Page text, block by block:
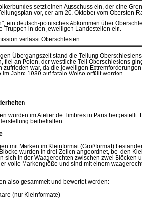
setzt einen Ausschuss ein, der eine
vor, der am 20. Oktober vom Obersten
ein deutsch-polnisches Abkommen über
Truppen in den jeweiligen Landesteilen ein.
verlässt Oberschlesien.
Übergangszeit stand die Teilung
fiel an Polen, der westliche Teil Oberschlesiens
zufrieden war, da die jeweiligen
Jahre 1939 auf fatale Weise erfüllt werden...
wurden im Atelier de Timbres in Paris
beibehalten.
mit Marken im Kleinformat (Großformat)
wurden in drei Zeilen angeordnet, bei den
sich in der Waagerechten zwischen zwei Blöcken
volle Markengröße und sind mit einem
also gesammelt und bewertet werden:
(nur Kleinformate)